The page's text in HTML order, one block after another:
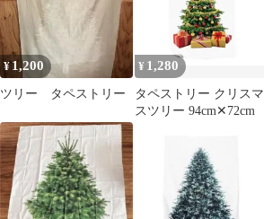
¥1,200
ツリー タペストリー
¥ 1,280
タペストリー クリスマ
スツリー 94cm✕72cm